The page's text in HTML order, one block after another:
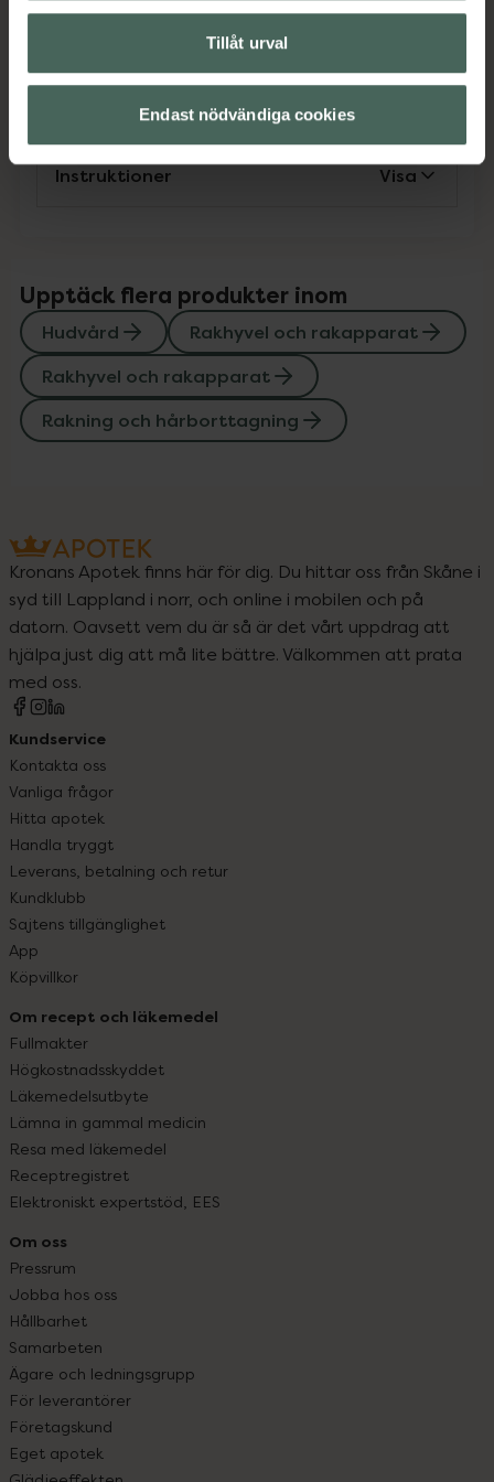
Tillåt urval
Endast nödvändiga cookies
Instruktioner Visa
Upptäck flera produkter inom
Hudvård
Rakhyvel och rakapparat
Rakhyvel och rakapparat
Rakning och hårborttagning
Kronans Apotek finns här för dig. Du hittar oss från Skåne i
syd till Lappland i norr, och online i mobilen och på
datorn. Oavsett vem du är så är det vårt uppdrag att
hjälpa just dig att må lite bättre. Välkommen att prata
med oss.
Kundservice
Kontakta oss
Vanliga frågor
Hitta apotek
Handla tryggt
Leverans, betalning och retur
Kundklubb
Sajtens tillgänglighet
App
Köpvillkor
Om recept och läkemedel
Fullmakter
Högkostnadsskyddet
Läkemedelsutbyte
Lämna in gammal medicin
Resa med läkemedel
Receptregistret
Elektroniskt expertstöd, EES
Om oss
Pressrum
Jobba hos oss
Hållbarhet
Samarbeten
Ägare och ledningsgrupp
För leverantörer
Företagskund
Eget apotek